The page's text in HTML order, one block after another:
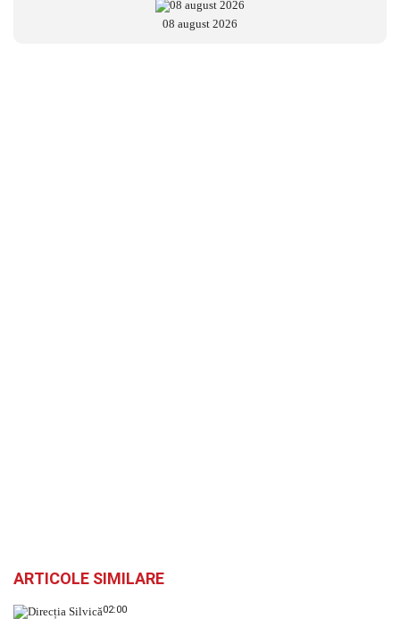
08 august 2026
ARTICOLE SIMILARE
02:00